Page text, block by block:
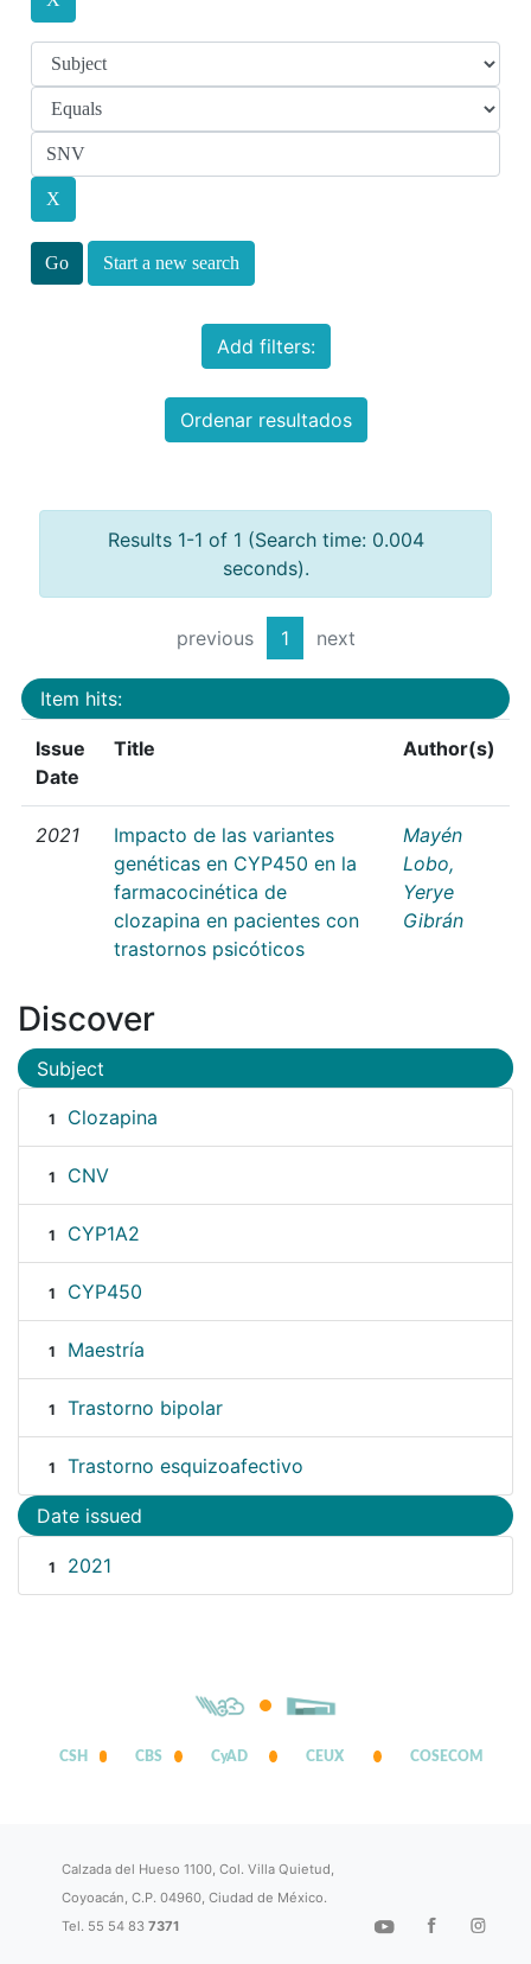
Start a new search
Add filters:
Ordenar resultados
Results 1-1 of 1 (Search time: 0.004
seconds).
previous 1 next
Item hits:
Issue
Date
Title Author(s)
2021
Impacto de las variantes
genéticas en CYP450 en la
farmacocinética de
clozapina en pacientes con
trastornos psicóticos
Mayén
Lobo,
Yerye
Gibrán
Discover
Subject
1 Clozapina
1 CNV
1 CYP1A2
1 CYP450
1 Maestría
1 Trastorno bipolar
1 Trastorno esquizoafectivo
Date issued
1 2021
CSH CBS CyAD CEUX COSECOM
Calzada del Hueso 1100, Col. Villa Quietud,
Coyoacán, C.P. 04960, Ciudad de México.
Tel. 55 54 837371